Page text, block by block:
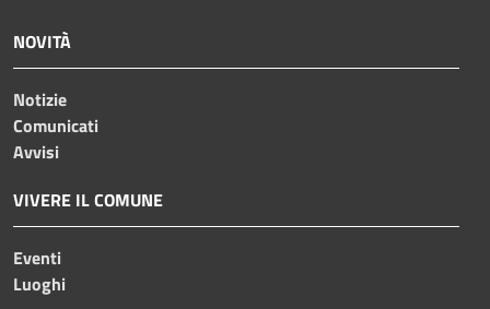
NOVITÀ
Notizie
Comunicati
Avvisi
VIVERE IL COMUNE
Eventi
Luoghi